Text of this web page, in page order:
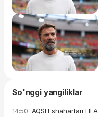
So'nggi yangiliklar
14:50 AQSH shaharlari